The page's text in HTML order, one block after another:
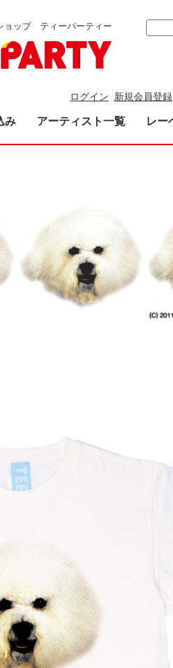
ョップ ティーパーティー
ログイン 新規会員登録
み アーティスト一覧 レー